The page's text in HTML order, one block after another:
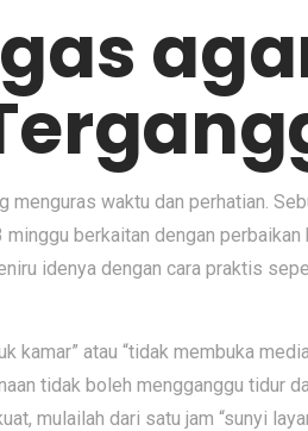
waktu dan perhatian.
berkaitan dengan
idenya dengan cara praktis
kamar” atau “tidak membuka
tidak boleh mengganggu tidur
mulailah dari satu jam “sunyi